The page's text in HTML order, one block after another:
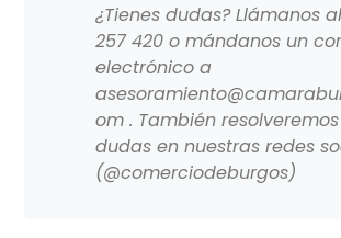
¿Tienes dudas? Llámanos
257 420 o mándanos un
electrónico a
om . También
dudas en nuestras redes
(@comerciodeburgos)